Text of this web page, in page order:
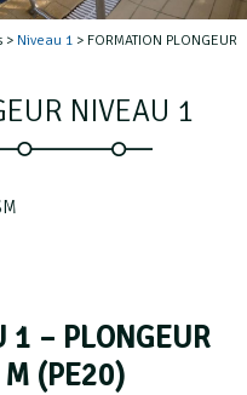
> Niveau 1> FORMATION PLONGEUR
NIVEAU 1
1 – PLONGEUR
(PE20)